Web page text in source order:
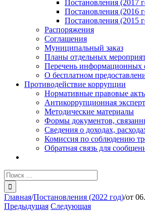
Постановления (2017
Постановления (2016
Постановления (2015
Распоряжения
Соглашения
Муниципальный заказ
Планы отдельных
Перечень информационных
О бесплатном
Противодействие коррупции
Нормативные правовые
Антикоррупционная
Методические материалы
Формы документов,
Сведения о доходах,
Комиссия по соблюдению
Обратная связь для
Результат
поиска:
Главная/Постановления (2022 год)/от
Предыдущая Следующая